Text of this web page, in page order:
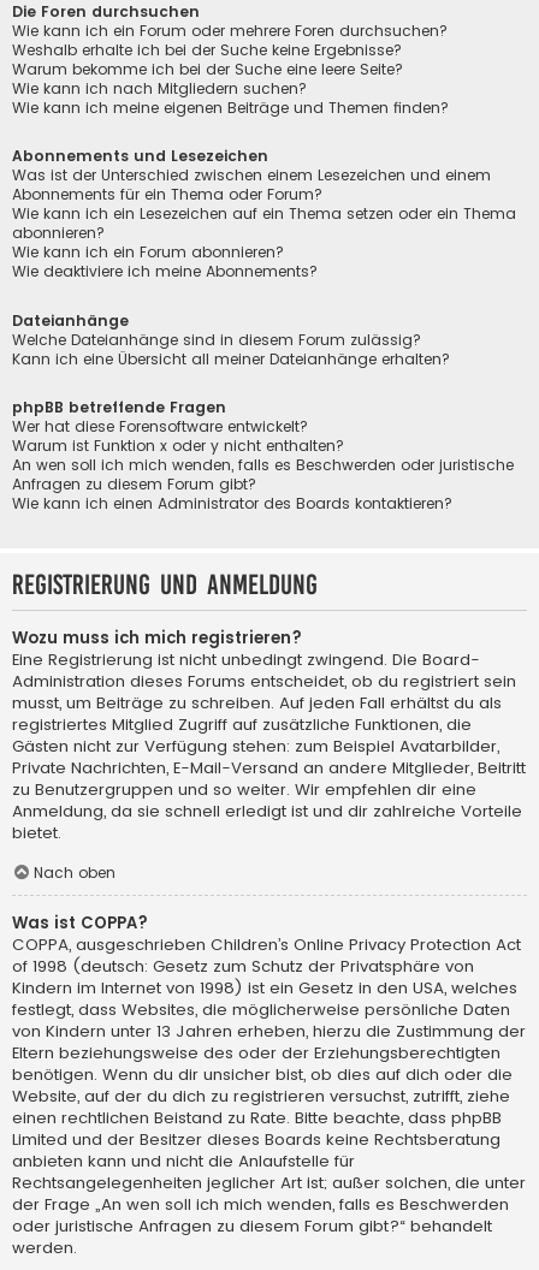
Die Foren durchsuchen
Wie kann ich ein Forum oder mehrere Foren durchsuchen?
Weshalb erhalte ich bei der Suche keine Ergebnisse?
Warum bekomme ich bei der Suche eine leere Seite?
Wie kann ich nach Mitgliedern suchen?
Wie kann ich meine eigenen Beiträge und Themen finden?
Abonnements und Lesezeichen
Was ist der Unterschied zwischen einem Lesezeichen und einem
Abonnements für ein Thema oder Forum?
Wie kann ich ein Lesezeichen auf ein Thema setzen oder ein Thema
abonnieren?
Wie kann ich ein Forum abonnieren?
Wie deaktiviere ich meine Abonnements?
Dateianhänge
Welche Dateianhänge sind in diesem Forum zulässig?
Kann ich eine Übersicht all meiner Dateianhänge erhalten?
phpBB betreffende Fragen
Wer hat diese Forensoftware entwickelt?
Warum ist Funktion x oder y nicht enthalten?
An wen soll ich mich wenden, falls es Beschwerden oder juristische
Anfragen zu diesem Forum gibt?
Wie kann ich einen Administrator des Boards kontaktieren?
Registrierung und Anmeldung
Wozu muss ich mich registrieren?
Eine Registrierung ist nicht unbedingt zwingend. Die Board-
Administration dieses Forums entscheidet, ob du registriert sein
musst, um Beiträge zu schreiben. Auf jeden Fall erhältst du als
registriertes Mitglied Zugriff auf zusätzliche Funktionen, die
Gästen nicht zur Verfügung stehen: zum Beispiel Avatarbilder,
Private Nachrichten, E-Mail-Versand an andere Mitglieder, Beitritt
zu Benutzergruppen und so weiter. Wir empfehlen dir eine
Anmeldung, da sie schnell erledigt ist und dir zahlreiche Vorteile
bietet.
Nach oben
Was ist COPPA?
COPPA, ausgeschrieben Children’s Online Privacy Protection Act
of 1998 (deutsch: Gesetz zum Schutz der Privatsphäre von
Kindern im Internet von 1998) ist ein Gesetz in den USA, welches
festlegt, dass Websites, die möglicherweise persönliche Daten
von Kindern unter 13 Jahren erheben, hierzu die Zustimmung der
Eltern beziehungsweise des oder der Erziehungsberechtigten
benötigen. Wenn du dir unsicher bist, ob dies auf dich oder die
Website, auf der du dich zu registrieren versuchst, zutrifft, ziehe
einen rechtlichen Beistand zu Rate. Bitte beachte, dass phpBB
Limited und der Besitzer dieses Boards keine Rechtsberatung
anbieten kann und nicht die Anlaufstelle für
Rechtsangelegenheiten jeglicher Art ist; außer solchen, die unter
der Frage „An wen soll ich mich wenden, falls es Beschwerden
oder juristische Anfragen zu diesem Forum gibt?“ behandelt
werden.